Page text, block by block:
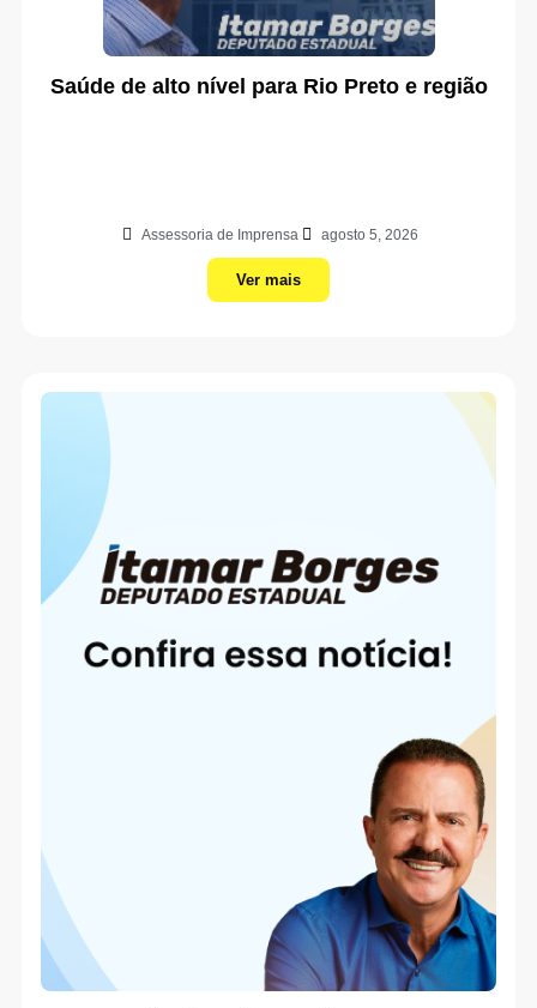
Saúde de alto nível para Rio Preto e região
Assessoria de Imprensa agosto 5, 2026
Ver mais